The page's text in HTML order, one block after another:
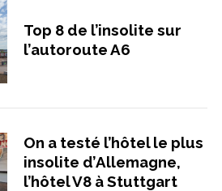
Top 8 de l’insolite sur
l’autoroute A6
On a testé l’hôtel le plus
insolite d’Allemagne,
l’hôtel V8 à Stuttgart